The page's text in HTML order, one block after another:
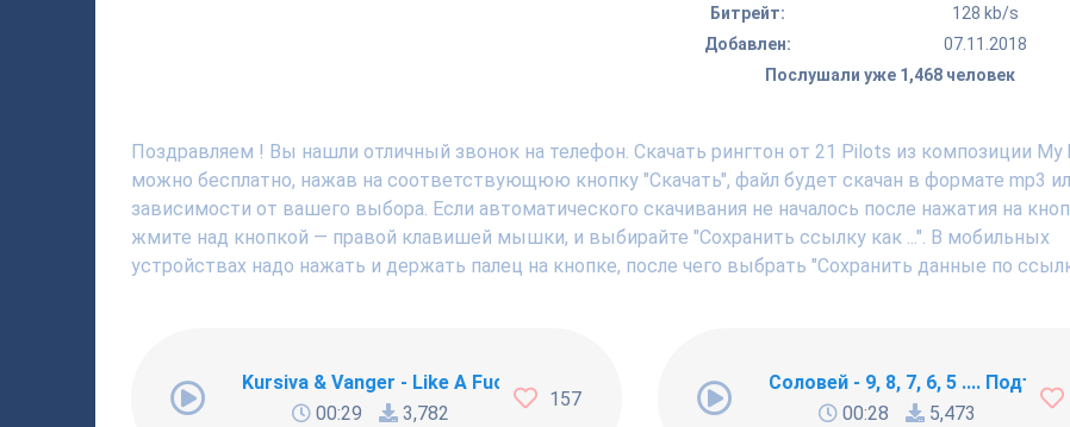
Битрейт:
128 kb/s
Добавлен:
07.11.2018
Послушали уже 1,468 человек
Поздравляем ! Вы нашли отличный звонок на телефон. Скачать рингтон от 21 Pilots из композиции My
можно бесплатно, нажав на соответствующюю кнопку "Скачать", файл будет скачан в формате mp3
зависимости от вашего выбора. Если автоматического скачивания не началось после нажатия на
жмите над кнопкой — правой клавишей мышки, и выбирайте "Сохранить ссылку как ...". В мобильных
устройствах надо нажать и держать палец на кнопке, после чего выбрать "Сохранить данные по
Kursiva & Vanger - Like A Fucking Newbie
00:29
3,782
157
Соловей - 9, 8, 7, 6, 5 .... Подъём !!!
00:28
5,473